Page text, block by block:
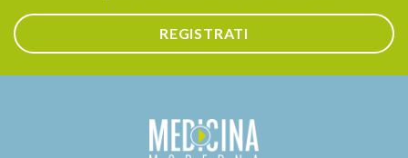
REGISTRATI